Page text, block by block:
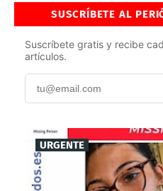
SUSCRÍBETE AL
Suscríbete gratis y recibe
artículos.
URGENTE